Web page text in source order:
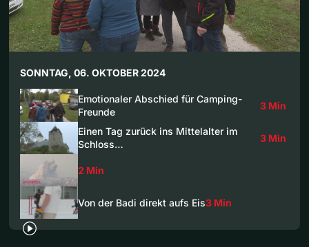
SONNTAG, 06. OKTOBER 2024
Emotionaler Abschied für Camping-
Freunde
3 Min
Einen Tag zurück ins Mittelalter im
Schloss…
3 Min
2 Min
Von der Badi direkt aufs Eis3 Min